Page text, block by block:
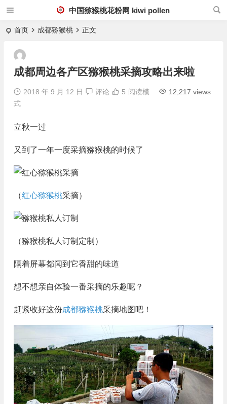
中国猕猴桃花粉网 kiwi pollen
首页 成都猕猴桃 正文
成都周边各产区猕猴桃采摘攻略出来啦
2018 年 9 月 12 日 评论 12,217 views
5 阅读模
式
立秋一过
又到了一年一度采摘猕猴桃的时候了
（红心猕猴桃采摘）
（猕猴桃私人订制定制）
隔着屏幕都闻到它香甜的味道
想不想亲自体验一番采摘的乐趣呢？
赶紧收好这份成都猕猴桃采摘地图吧！